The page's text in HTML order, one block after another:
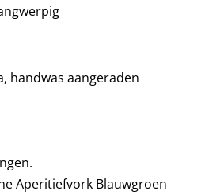
handwas aangeraden
Aperitiefvork Blauwgroen